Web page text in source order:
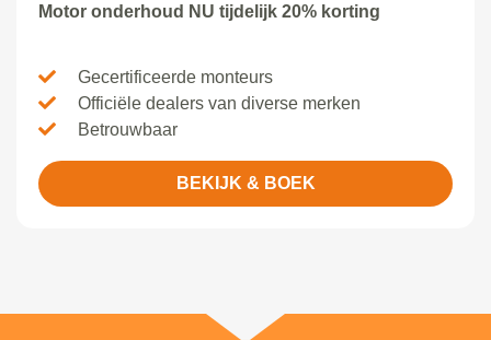
Motor onderhoud NU tijdelijk 20% korting
Gecertificeerde monteurs
Officiële dealers van diverse merken
Betrouwbaar
BEKIJK & BOEK